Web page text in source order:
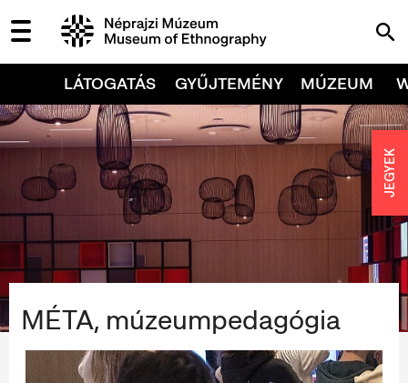
LÁTOGATÁS GYŰJTEMÉNY MÚZEUM
MÉTA, múzeumpedagógia
JEGYEK